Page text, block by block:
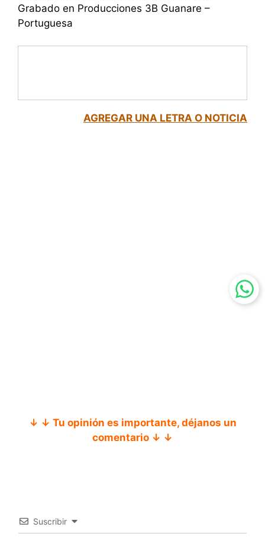
Grabado en Producciones 3B Guanare –
Portuguesa
AGREGAR UNA LETRA O NOTICIA
↓ ↓ Tu opinión es importante, déjanos un
comentario ↓ ↓
Suscribir